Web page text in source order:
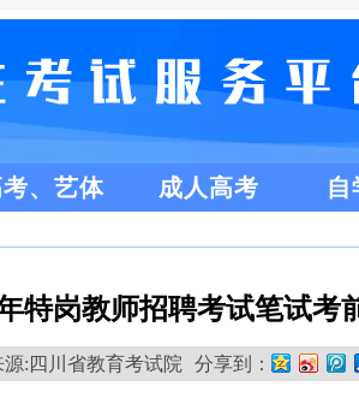
、艺体 成人高考 自
特岗教师招聘考试笔试考
源:四川省教育考试院 分享到：